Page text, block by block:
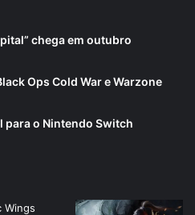
chega em outubro
Ops Cold War e Warzone
o Nintendo Switch